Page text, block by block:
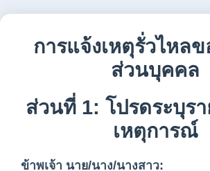
การแจ้งเหตุรั่วไหล
ส่วนบุคคล
ส่วนที่ 1: โปรดระบุรา
เหตุการณ์
ข้าพเจ้า นาย/นาง/นางสาว: